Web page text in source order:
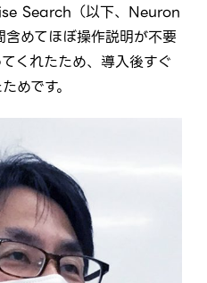
Search（以下、Neuron
めてほぼ操作説明が不要
くれたため、導入後すぐ
めです。